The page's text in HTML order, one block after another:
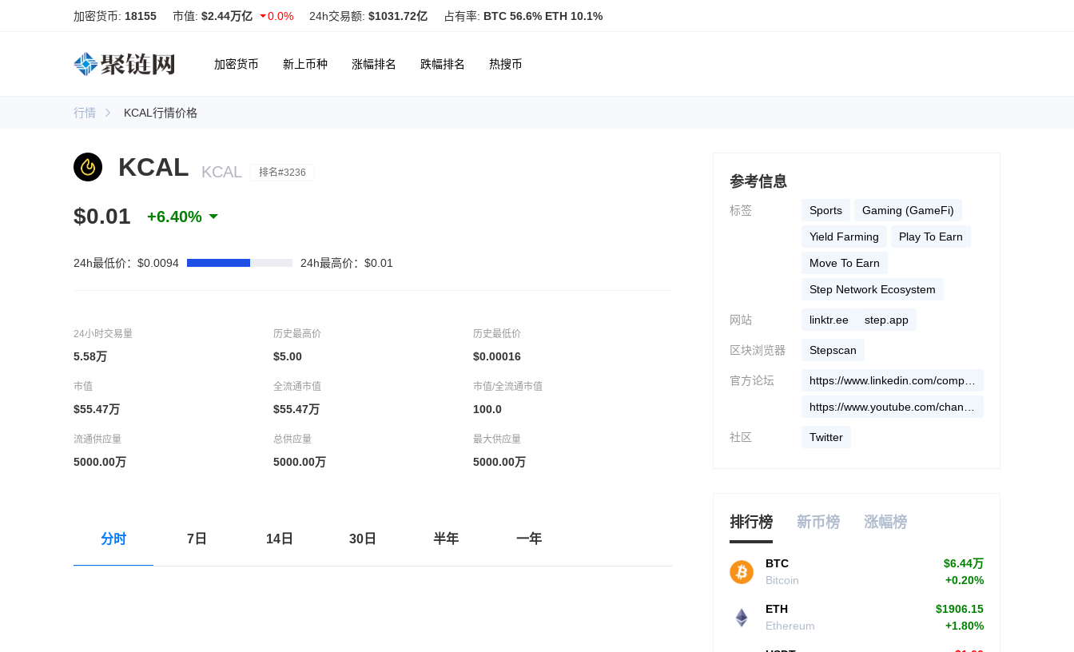
加密货币: 18155 市值: $2.44万亿 0.0% 24h交易额: $1031.72亿 占有率: BTC 56.6% ETH 10.1%
加密货币 新上币种 涨幅排名 跌幅排名 热搜币
行情 KCAL行情价格
KCAL KCAL 排名#3236
$0.01 +6.40%
24h最低价：$0.0094 24h最高价：$0.01
24小时交易量
5.58万
历史最高价
$5.00
历史最低价
$0.00016
市值
$55.47万
全流通市值
$55.47万
市值/全流通市值
100.0
流通供应量
5000.00万
总供应量
5000.00万
最大供应量
5000.00万
分时 7日 14日 30日 半年 一年
参考信息
标签 Sports Gaming (GameFi)
Yield Farming Play To Earn
Move To Earn
Step Network Ecosystem
网站 linktr.ee step.app
区块浏览器 stepscan
官方论坛
社区 Twitter
排行榜 新币榜 涨幅榜
BTC
Bitcoin
$6.44万
+0.20%
ETH
Ethereum
$1906.15
+1.80%